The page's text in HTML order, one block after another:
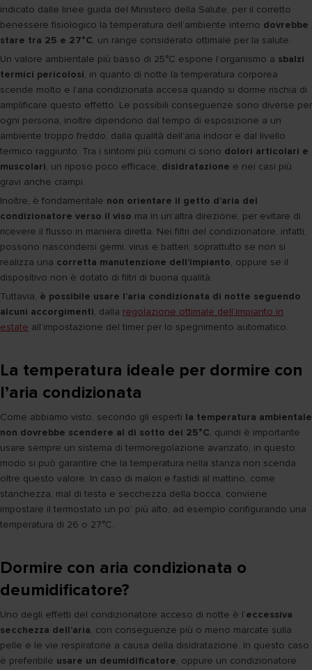
indicato dalle linee guida del Ministero della Salute, per il corretto
benessere fisiologico la temperatura dell’ambiente interno dovrebbe
stare tra 25 e 27°C, un range considerato ottimale per la salute.
Un valore ambientale più basso di 25°C espone l’organismo a sbalzi
termici pericolosi, in quanto di notte la temperatura corporea
scende molto e l’aria condizionata accesa quando si dorme rischia di
amplificare questo effetto. Le possibili conseguenze sono diverse per
ogni persona, inoltre dipendono dal tempo di esposizione a un
ambiente troppo freddo, dalla qualità dell’aria indoor e dal livello
termico raggiunto. Tra i sintomi più comuni ci sono dolori articolari e
muscolari, un riposo poco efficace, disidratazione e nei casi più
gravi anche crampi.
Inoltre, è fondamentale non orientare il getto d’aria del
condizionatore verso il viso ma in un’altra direzione, per evitare di
ricevere il flusso in maniera diretta. Nei filtri del condizionatore, infatti,
possono nascondersi germi, virus e batteri, soprattutto se non si
realizza una corretta manutenzione dell’impianto, oppure se il
dispositivo non è dotato di filtri di buona qualità.
Tuttavia, è possibile usare l’aria condizionata di notte seguendo
alcuni accorgimenti, dalla regolazione ottimale dell’impianto in
estate all’impostazione del timer per lo spegnimento automatico.
La temperatura ideale per dormire con
l’aria condizionata
Come abbiamo visto, secondo gli esperti la temperatura ambientale
non dovrebbe scendere al di sotto dei 25°C, quindi è importante
usare sempre un sistema di termoregolazione avanzato, in questo
modo si può garantire che la temperatura nella stanza non scenda
oltre questo valore. In caso di malori e fastidi al mattino, come
stanchezza, mal di testa e secchezza della bocca, conviene
impostare il termostato un po’ più alto, ad esempio configurando una
temperatura di 26 o 27°C.
Dormire con aria condizionata o
deumidificatore?
Uno degli effetti del condizionatore acceso di notte è l’eccessiva
secchezza dell’aria, con conseguenze più o meno marcate sulla
pelle e le vie respiratorie a causa della disidratazione. In questo caso
è preferibile usare un deumidificatore, oppure un condizionatore